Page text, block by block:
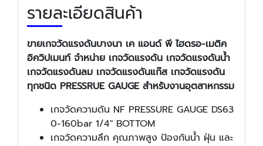
รายละเอียดสินค้า
ขายเกจวัดแรงดันบางนา เค แอนด์ พี ไฮดรอ-เมติค
อิควิปเมนท์ จำหน่าย เกจวัดแรงดัน เกจวัดแรงดันน้ำ
เกจวัดแรงดันลม เกจวัดแรงดันแก๊ส เกจวัดแรงดัน
ทุกชนิด PRESSRUE GAUGE สำหรับงานอุตสาหกรรม
เกจวัดความดัน NF PRESSURE GAUGE DS63
0-160bar 1/4" BOTTOM
เกจวัดความลึก คุณภาพสูง ป้องกันน้ำ ฝุ่น และ